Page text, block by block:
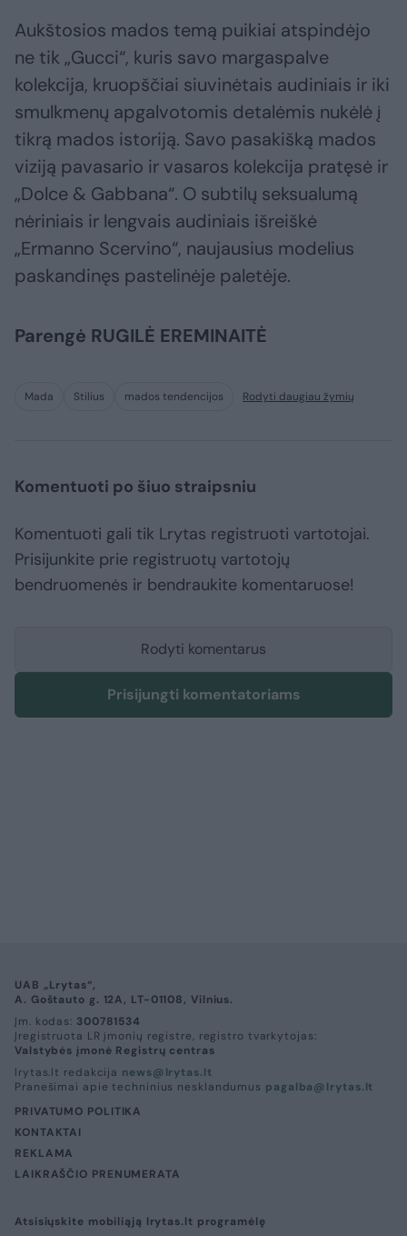
Aukštosios mados temą puikiai atspindėjo
ne tik „Gucci“, kuris savo margaspalve
kolekcija, kruopščiai siuvinėtais audiniais ir iki
smulkmenų apgalvotomis detalėmis nukėlė į
tikrą mados istoriją. Savo pasakišką mados
viziją pavasario ir vasaros kolekcija pratęsė ir
„Dolce & Gabbana“. O subtilų seksualumą
nėriniais ir lengvais audiniais išreiškė
„Ermanno Scervino“, naujausius modelius
paskandinęs pastelinėje paletėje.
Parengė RUGILĖ EREMINAITĖ
Mada Stilius mados tendencijos Rodyti daugiau žymių
Komentuoti po šiuo straipsniu
Komentuoti gali tik Lrytas registruoti vartotojai.
Prisijunkite prie registruotų vartotojų
bendruomenės ir bendraukite komentaruose!
Rodyti komentarus
Prisijungti komentatoriams
UAB „Lrytas“,
A. Goštauto g. 12A, LT-01108, Vilnius.
Įm. kodas: 300781534
Įregistruota LR įmonių registre, registro tvarkytojas:
Valstybės įmonė Registrų centras
lrytas.lt redakcija news@lrytas.lt
Pranešimai apie techninius nesklandumus pagalba@lrytas.lt
PRIVATUMO POLITIKA
KONTAKTAI
REKLAMA
LAIKRAŠČIO PRENUMERATA
Atsisiųskite mobiliąją lrytas.lt programėlę